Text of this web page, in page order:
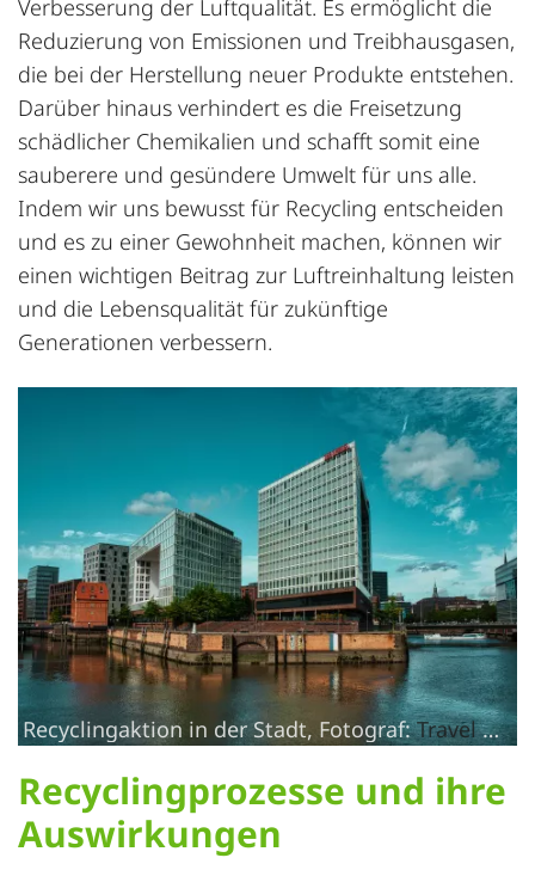
Verbesserung der Luftqualität. Es ermöglicht die
Reduzierung von Emissionen und Treibhausgasen,
die bei der Herstellung neuer Produkte entstehen.
Darüber hinaus verhindert es die Freisetzung
schädlicher Chemikalien und schafft somit eine
sauberere und gesündere Umwelt für uns alle.
Indem wir uns bewusst für Recycling entscheiden
und es zu einer Gewohnheit machen, können wir
einen wichtigen Beitrag zur Luftreinhaltung leisten
und die Lebensqualität für zukünftige
Generationen verbessern.
Recyclingaktion in der Stadt, Fotograf:Travel with Lenses
Recyclingprozesse und ihre
Auswirkungen